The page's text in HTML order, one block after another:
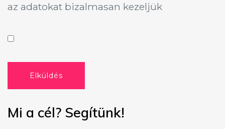
az adatokat bizalmasan kezeljük
Elküldés
Mi a cél? Segítünk!